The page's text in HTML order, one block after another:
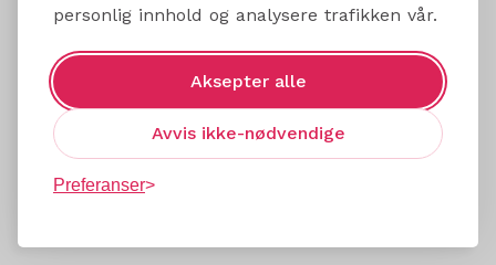
personlig innhold og analysere trafikken vår.
Aksepter alle
Avvis ikke-nødvendige
Preferanser